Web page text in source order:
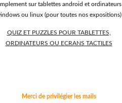
sur tablettes android et ordinateurs
ou linux (pour toutes nos expositions)
QUIZ ET PUZZLES POUR TABLETTES,
ORDINATEURS OU ECRANS TACTILES
Merci de privilégier les mails